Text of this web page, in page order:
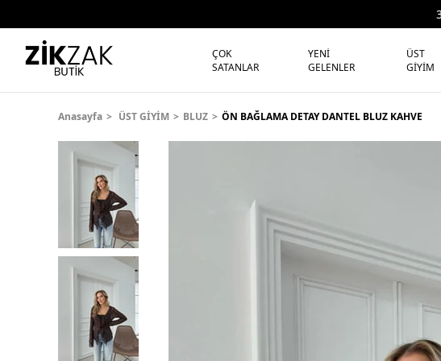
ÇOK
SATANLAR
YENİ
GELENLER
ÜST
GİYİM
Anasayfa ÜST GİYİM BLUZ ÖN BAĞLAMA DETAY DANTEL BLUZ KAHVE